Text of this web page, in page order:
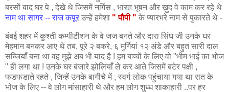
बरसों बाद घर पे , देखे थे जिसमें नर्गिस , भारत भूषन और ख़ुद वे काम कर रहे थे
नाम था सागर -- राज कपूर उन्हें हमेशा " पौपी " के प्यारभरे नाम से पुकारते थे -
बंबई शहर में कुश्ती कम्पीटीशन के वे जज बनते और दारा सिंघ जी उनके घर
मेहमान बनकर आए थे तब, पूरे २ बकरे, ६ मुर्गियां १२ अंडे और बहुत सारी दाल
सब्जियाँ बना था वह मुझे अब भी याद है ! हम बच्चों के लिए वो "भीम भाई का भोज
" ही लगा था ! उनके घर बंजारे झोलियाँ ले कर आते जिसमें बटेर पक्षी ,
फडफडाते रहते , जिन्हें उनके बागीचे में , स्वर्ग लोक पहुंचाया गया था रात के
भोज के लिए -- वे लोग मांसाहारी थे और हम लोग शुध्ध शाकाहारी ..पर हर